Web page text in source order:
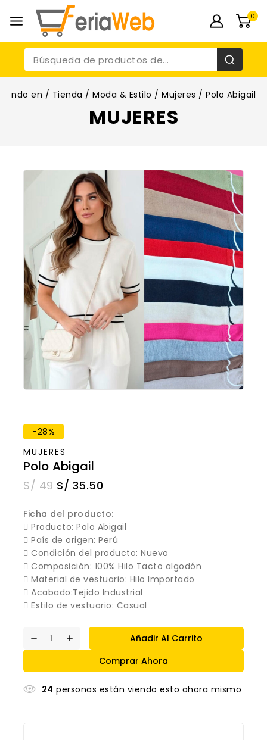
0
ndo en / Tienda / Moda & Estilo / Mujeres / Polo Abigail
MUJERES
-28%
MUJERES
Polo Abigail
S/49 S/ 35.50
Ficha del producto:
 Producto: Polo Abigail
 País de origen: Perú
 Condición del producto: Nuevo
 Composición: 100% Hilo Tacto algodón
 Material de vestuario: Hilo Importado
 Acabado:Tejido Industrial
 Estilo de vestuario: Casual
Añadir Al Carrito
Comprar Ahora
24 personas están viendo esto ahora mismo